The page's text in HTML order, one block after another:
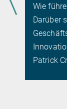
Wie
Darüber
Patrick